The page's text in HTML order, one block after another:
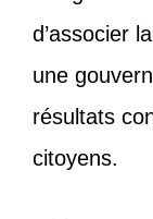
d’associer
une
résultats
citoyens.